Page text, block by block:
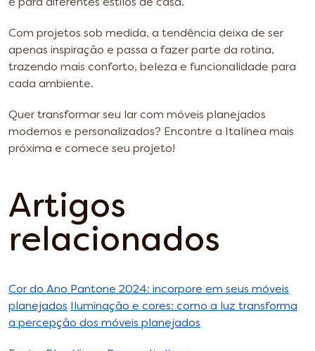
e para diferentes estilos de casa.
Com projetos sob medida, a tendência deixa de ser
apenas inspiração e passa a fazer parte da rotina,
trazendo mais conforto, beleza e funcionalidade para
cada ambiente.
Quer transformar seu lar com móveis planejados
modernos e personalizados? Encontre a Italínea mais
próxima e comece seu projeto!
Artigos
relacionados
Cor do Ano Pantone 2024: incorpore em seus móveis
planejados Iluminação e cores: como a luz transforma
a percepção dos móveis planejados